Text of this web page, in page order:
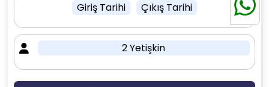
Giriş Tarihi Çıkış Tarihi
2 Yetişkin